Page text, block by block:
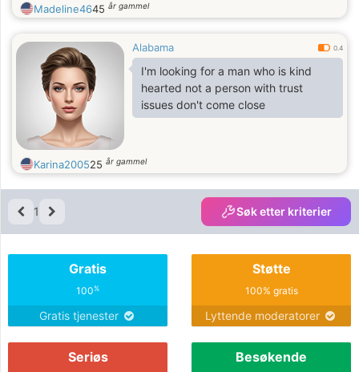
Madeline4645 år gammel
Alabama 0.4
I'm looking for a man who is kind
hearted not a person with trust
issues don't come close
Karina200525 år gammel
1 Søk etter kriterier
Gratis
100%
Gratis tjenester
Støtte
100% gratis
Lyttende moderatorer
Seriøs Besøkende